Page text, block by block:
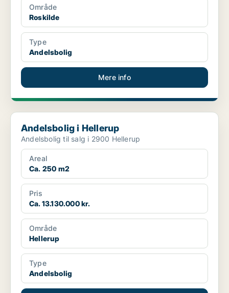
Område
Roskilde
Type
Andelsbolig
Mere info
Andelsbolig i Hellerup
Andelsbolig i Hellerup
Andelsbolig til salg i 2900 Hellerup
Areal
Ca. 250 m2
Pris
Ca. 13.130.000 kr.
Område
Hellerup
Type
Andelsbolig